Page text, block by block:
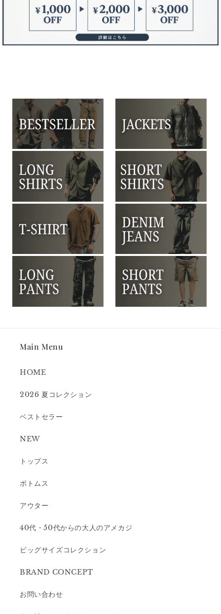
Main Menu
HOME
2026 夏コレクション
ベストセラー
NEW
トップス
ボトムス
アウター
40代・50代からの大人のアメカジ
ビッグサイズコレクション
BRAND CONCEPT
お問い合わせ